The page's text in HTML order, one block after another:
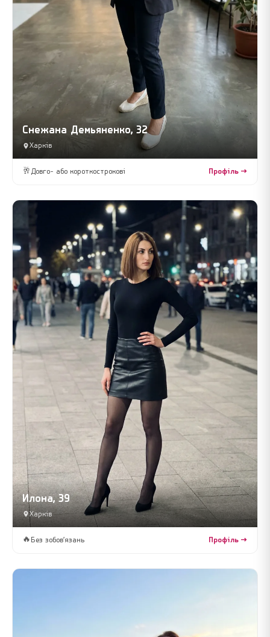
Снежана Демьяненко, 32
Харків
🥂 Довго- або короткострокові Профіль →
Илона, 39
Харків
🔥 Без зобов’язань Профіль →